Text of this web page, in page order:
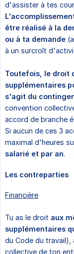
d'assister à tes
être réalisé à la
ou à ta demande
à un surcroît
Toutefois, le droit
supplémentaires
s'agit du
convention
accord de branche
Si aucun de ces 3
maximal d'heures
salarié et par an.
Les contreparties
Financière
Tu as le droit aux
supplémentaires
du Code du travail),
collective de ton